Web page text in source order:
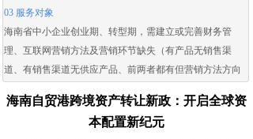
03 服务对象
海南省中小企业创业期、转型期，需建立或完善财务管
理、互联网营销方法及营销环节缺失（有产品无销售渠
道、有销售渠道无供应产品、前两者都有但营销方法方向
海南自贸港跨境资产转让新政：开启全球资
本配置新纪元